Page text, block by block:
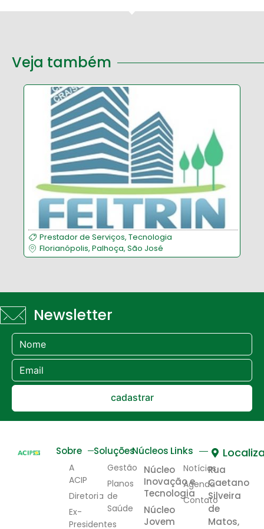
Veja também
Prestador de Serviços, Tecnologia
Florianópolis, Palhoça, São José
Newsletter
cadastrar
Sobre
A
ACIP
Diretoria
Ex-
Presidentes
Soluções
Gestão
Planos
de
Saúde
Núcleos
Núcleo
Inovação e
Tecnologia
Núcleo
Jovem
Links
Notícias
Agenda
Contato
Rua
Caetano
Silveira
de
Matos,